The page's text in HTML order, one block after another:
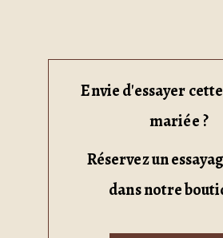
Envie d'essayer
mariée ?
Réservez un
dans notre